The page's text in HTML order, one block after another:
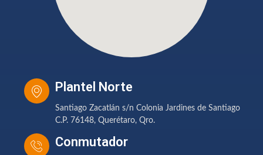
Plantel Norte
Santiago Zacatlán s/n Colonia Jardines de Santiago
C.P. 76148, Querétaro, Qro.
Conmutador